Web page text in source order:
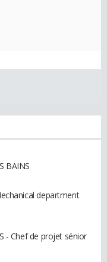
BAINS
department
- Chef de projet sénior